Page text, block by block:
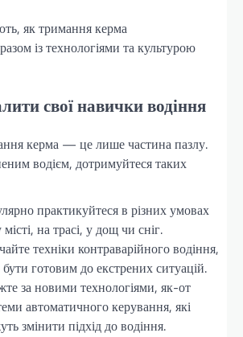
як тримання керма
із технологіями та культурою
свої навички водіння
керма — це лише частина пазлу.
водієм, дотримуйтеся таких
практикуйтеся в різних умовах
на трасі, у дощ чи сніг.
техніки контраварійного водіння,
готовим до екстрених ситуацій.
за новими технологіями, як-от
автоматичного керування, які
змінити підхід до водіння.